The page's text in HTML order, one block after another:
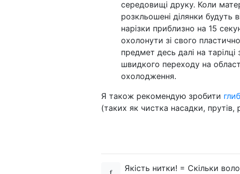
середовищі друку. Коли
розкльошені ділянки будуть
нарізки приблизно на 15
охолонути зі свого
предмет десь далі на
швидкого переходу на
охолодження.
Я також рекомендую зробити
(таких як чистка насадки, прутів,
Якість нитки! = Скільки